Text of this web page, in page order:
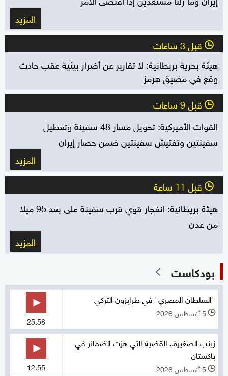
المزيد
l قبل 3 ساعات
هيئة بحرية بريطانية: لا تقارير عن أضرار بيئية عقب حادث
وقع في مضيق هرمز
l قبل 9 ساعات
القوات الأميركية: تحويل مسار 48 سفينة وتعطيل
سفينتين وتفتيش سفينتين ضمن حصار إيران
المزيد
l قبل 11 ساعة
هيئة بريطانية: انفجار قوي قرب سفينة على بعد 95 ميلا
من عدن
المزيد
بودكاست
"السلطان المصري" في طرابزون التركي
l 5 أغسطس 2026
25:58
زينب الصغيرة.. القضية التي هزت الضمائر في
باكستان
l 5 أغسطس 2026 12:55